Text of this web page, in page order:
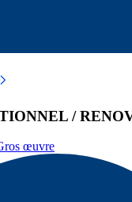
/
œuvre